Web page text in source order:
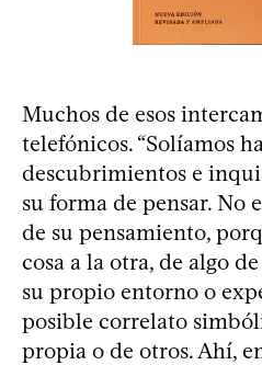
Muchos de esos
telefónicos. “Solíamos
descubrimientos e
su forma de pensar. No
de su pensamiento,
cosa a la otra, de algo
su propio entorno o
posible correlato
propia o de otros. Ahí,